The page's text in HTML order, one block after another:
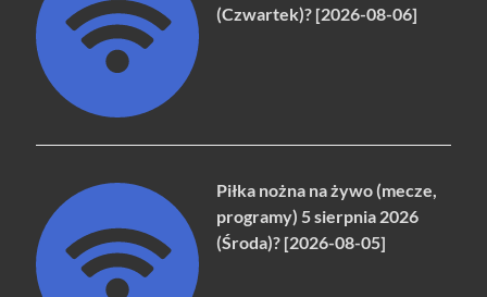
(Czwartek)? [2026-08-06]
Piłka nożna na żywo (mecze,
programy) 5 sierpnia 2026
(Środa)? [2026-08-05]